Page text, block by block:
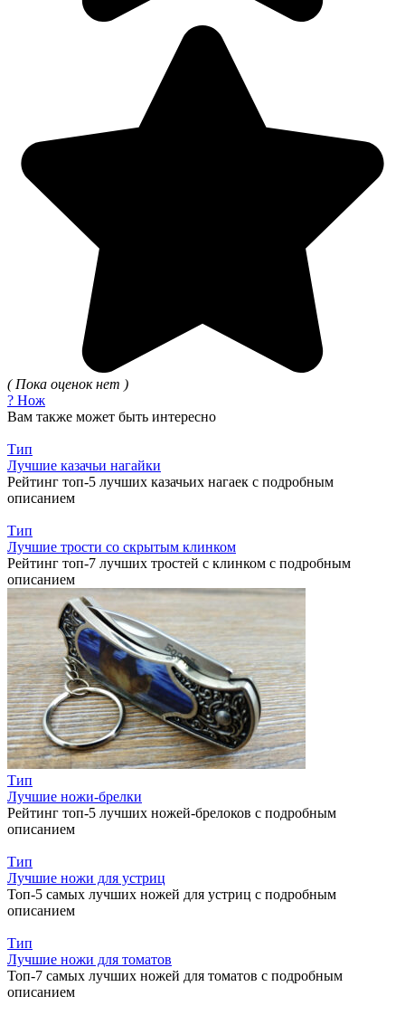
( Пока оценок нет )
? Нож
Вам также может быть интересно
Тип
Лучшие казачьи нагайки
Рейтинг топ-5 лучших казачьих нагаек с подробным
описанием
Тип
Лучшие трости со скрытым клинком
Рейтинг топ-7 лучших тростей с клинком с подробным
описанием
Тип
Лучшие ножи-брелки
Рейтинг топ-5 лучших ножей-брелоков с подробным
описанием
Тип
Лучшие ножи для устриц
Топ-5 самых лучших ножей для устриц с подробным
описанием
Тип
Лучшие ножи для томатов
Топ-7 самых лучших ножей для томатов с подробным
описанием